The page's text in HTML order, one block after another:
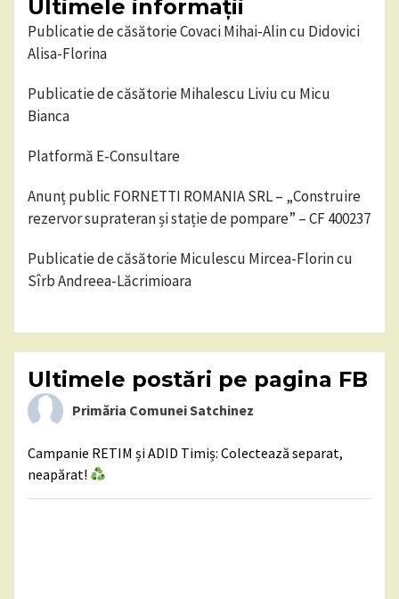
Ultimele informații
Publicatie de căsătorie Covaci Mihai-Alin cu Didovici
Alisa-Florina
Publicatie de căsătorie Mihalescu Liviu cu Micu
Bianca
Platformă E-Consultare
Anunț public FORNETTI ROMANIA SRL – „Construire
rezervor suprateran și stație de pompare” – CF 400237
Publicatie de căsătorie Miculescu Mircea-Florin cu
Sîrb Andreea-Lăcrimioara
Ultimele postări pe pagina FB
Primăria Comunei Satchinez
Campanie RETIM și ADID Timiș: Colectează separat,
neapărat!